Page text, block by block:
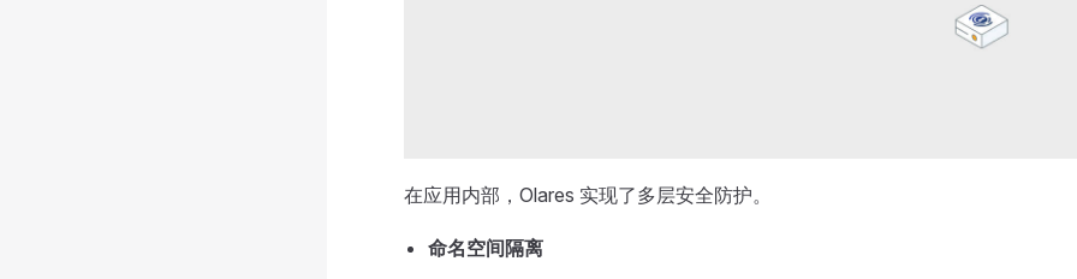
在应用内部，Olares 实现了多层安全防护。
命名空间隔离